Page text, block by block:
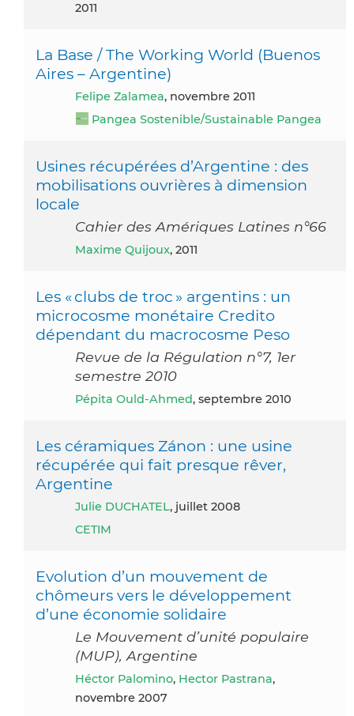
2011
La Base / The Working World (Buenos
Aires – Argentine)
Felipe Zalamea, novembre 2011
Pangea Sostenible/Sustainable Pangea
Usines récupérées d’Argentine : des
mobilisations ouvrières à dimension
locale
Cahier des Amériques Latines n°66
Maxime Quijoux, 2011
Les « clubs de troc » argentins : un
microcosme monétaire Credito
dépendant du macrocosme Peso
Revue de la Régulation n°7, 1er
semestre 2010
Pépita Ould-Ahmed, septembre 2010
Les céramiques Zánon : une usine
récupérée qui fait presque rêver,
Argentine
Julie DUCHATEL, juillet 2008
CETIM
Evolution d’un mouvement de
chômeurs vers le développement
d’une économie solidaire
Le Mouvement d’unité populaire
(MUP), Argentine
Héctor Palomino, Hector Pastrana,
novembre 2007